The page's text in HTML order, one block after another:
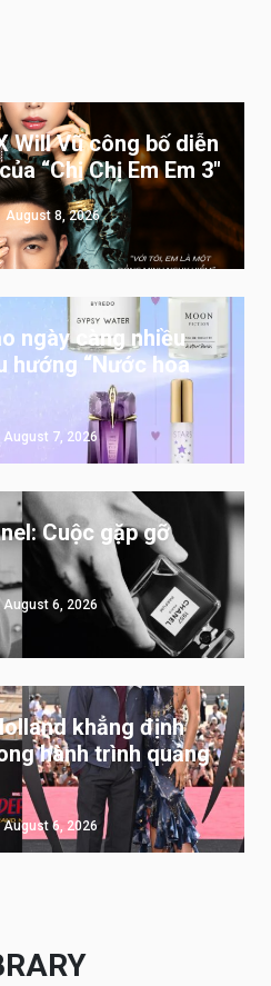
Will Vũ công bố diễn
“Chị Chị Em Em 3″
August 8, 2026
ngày càng nhiều
hướng “Nước hoa
August 7, 2026
Cuộc gặp gỡ
August 6, 2026
khẳng định
hành trình quảng
August 6, 2026